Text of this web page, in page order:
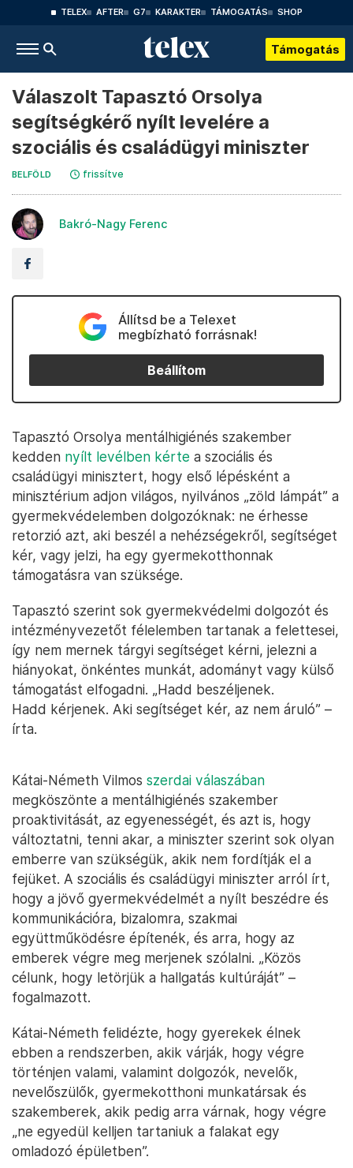
TELEX AFTER G7 KARAKTER TÁMOGATÁS SHOP
Támogatás
Válaszolt Tapasztó Orsolya
segítségkérő nyílt levelére a
szociális és családügyi miniszter
BELFÖLD frissítve
Bakró-Nagy Ferenc
Állítsd be a Telexet
megbízható forrásnak!
Beállítom
Tapasztó Orsolya mentálhigiénés szakember
kedden nyílt levélben kérte a szociális és
családügyi minisztert, hogy első lépésként a
minisztérium adjon világos, nyilvános „zöld lámpát” a
gyermekvédelemben dolgozóknak: ne érhesse
retorzió azt, aki beszél a nehézségekről, segítséget
kér, vagy jelzi, ha egy gyermekotthonnak
támogatásra van szüksége.
Tapasztó szerint sok gyermekvédelmi dolgozót és
intézményvezetőt félelemben tartanak a felettesei,
így nem mernek tárgyi segítséget kérni, jelezni a
hiányokat, önkéntes munkát, adományt vagy külső
támogatást elfogadni. „Hadd beszéljenek.
Hadd kérjenek. Aki segítséget kér, az nem áruló” –
írta.
Kátai-Németh Vilmos szerdai válaszában
megköszönte a mentálhigiénés szakember
proaktivitását, az egyenességét, és azt is, hogy
változtatni, tenni akar, a miniszter szerint sok olyan
emberre van szükségük, akik nem fordítják el a
fejüket. A szociális és családügyi miniszter arról írt,
hogy a jövő gyermekvédelmét a nyílt beszédre és
kommunikációra, bizalomra, szakmai
együttműködésre építenék, és arra, hogy az
emberek végre meg merjenek szólalni. „Közös
célunk, hogy letörjük a hallgatás kultúráját” –
fogalmazott.
Kátai-Németh felidézte, hogy gyerekek élnek
ebben a rendszerben, akik várják, hogy végre
történjen valami, valamint dolgozók, nevelők,
nevelőszülők, gyermekotthoni munkatársak és
szakemberek, akik pedig arra várnak, hogy végre
„ne egyedül kelljen tartaniuk a falakat egy
omladozó épületben”.